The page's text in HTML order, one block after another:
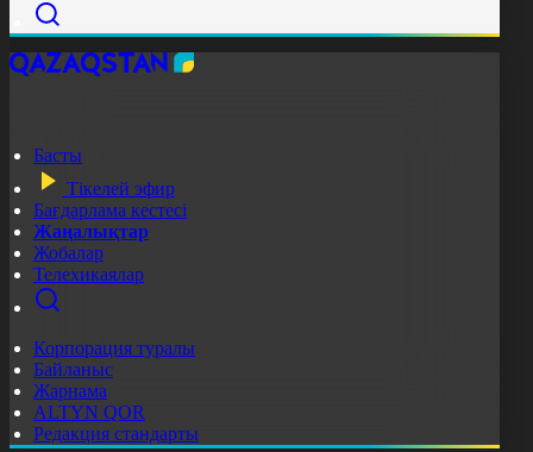
Басты
Тікелей эфир
Бағдарлама кестесі
Жаңалықтар
Жобалар
Телехикаялар
Корпорация туралы
Байланыс
Жарнама
ALTYN QOR
Редакция стандарты